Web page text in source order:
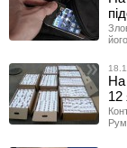
На
12